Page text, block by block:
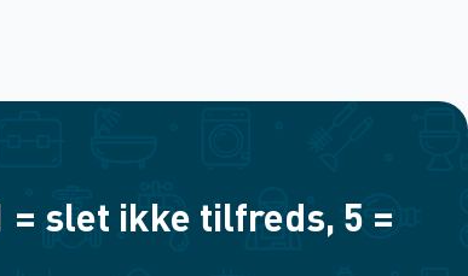
slet ikke tilfreds, 5 =